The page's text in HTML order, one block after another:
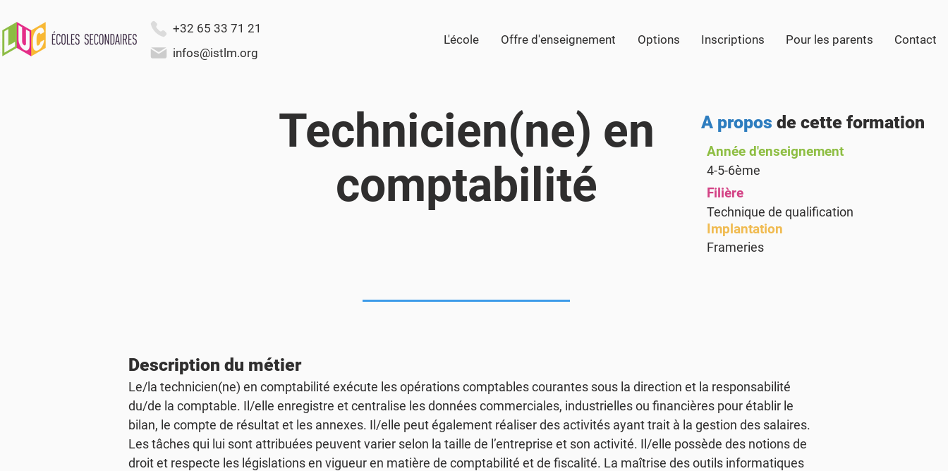
+32 65 33 71 21
infos@istlm.org
L'école Offre d'enseignement Options Inscriptions Pour les parents Contact
Technicien(ne) en
comptabilité
A propos de cette formation
Année d'enseignement
4-5-6ème
Filière
Technique de qualification
Implantation
Frameries
Description du métier
Le/la technicien(ne) en comptabilité exécute les opérations comptables courantes sous la direction et la responsabilité
du/de la comptable. Il/elle enregistre et centralise les données commerciales, industrielles ou financières pour établir le
bilan, le compte de résultat et les annexes. Il/elle peut également réaliser des activités ayant trait à la gestion des salaires.
Les tâches qui lui sont attribuées peuvent varier selon la taille de l’entreprise et son activité. Il/elle possède des notions de
droit et respecte les législations en vigueur en matière de comptabilité et de fiscalité. La maîtrise des outils informatiques